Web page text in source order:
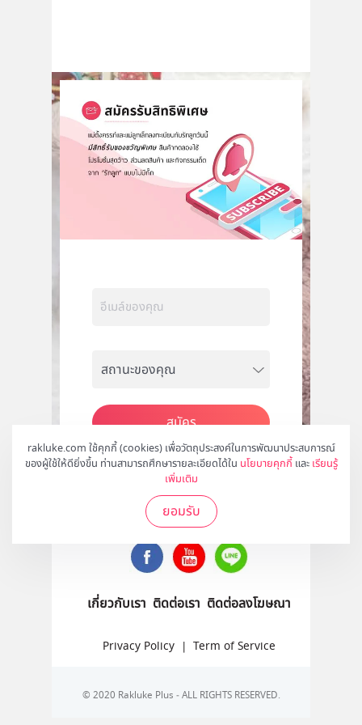
rakluke.com ใช้คุกกี้ (cookies) เพื่อวัตถุประสงค์ในการพัฒนาประสบการณ์
ของผู้ใช้ให้ดียิ่งขึ้น ท่านสามารถศึกษารายละเอียดได้ใน นโยบายคุกกี้ และ เรียนรู้
เพิ่มเติม
ยอมรับ
สมัคร
ติดตามเราได้ที่
เกี่ยวกับเรา ติดต่อเรา ติดต่อลงโฆษณา
Privacy Policy | Term of Service
© 2020 Rakluke Plus - ALL RIGHTS RESERVED.